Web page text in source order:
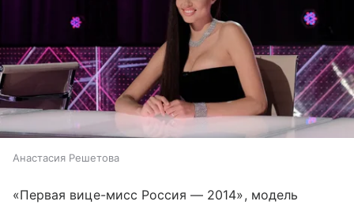
Анастасия Решетова
«Первая вице-мисс Россия — 2014», модель